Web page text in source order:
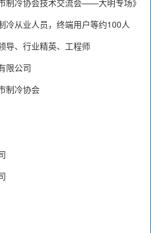
制冷协会技术交流会——大明专场》
冷从业人员，终端用户等约100人
导、行业精英、工程师
限公司
制冷协会